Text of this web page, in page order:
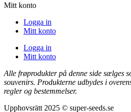
Mitt konto
Logga in
Mitt konto
Logga in
Mitt konto
Alle frøprodukter på denne side sælges
souvenirs. Produkterne udbydes i
regler og bestemmelser.
Upphovsrätt 2025 © super-seeds.se